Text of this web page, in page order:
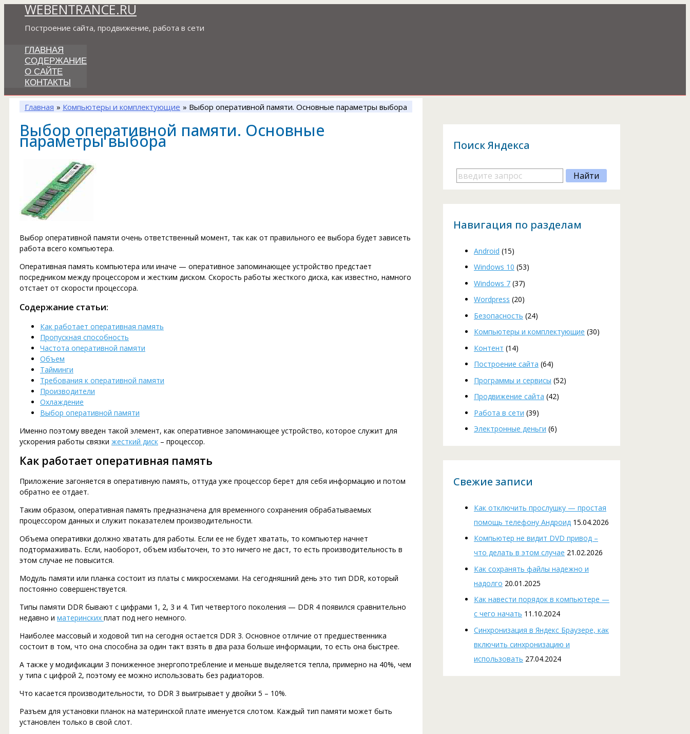
Перейти
содержимому
WEBENTRANCE.RU
Построение сайта, продвижение, работа в сети
ГЛАВНАЯ
СОДЕРЖАНИЕ
О САЙТЕ
КОНТАКТЫ
Главная Компьютеры и комплектующие Выбор оперативной памяти. Основные параметры выбора
Выбор оперативной памяти. Основные
параметры выбора
Выбор оперативной памяти очень ответственный момент, так как от правильного ее выбора будет зависеть
работа всего компьютера.
Оперативная память компьютера или иначе — оперативное запоминающее устройство предстает
посредником между процессором и жестким диском. Скорость работы жесткого диска, как известно, намного
отстает от скорости процессора.
Содержание статьи:
Как работает оперативная память
Пропускная способность
Частота оперативной памяти
Объем
Тайминги
Требования к оперативной памяти
Производители
Охлаждение
Выбор оперативной памяти
Именно поэтому введен такой элемент, как оперативное запоминающее устройство, которое служит для
ускорения работы связки жесткий диск – процессор.
Как работает оперативная память
Приложение загоняется в оперативную память, оттуда уже процессор берет для себя информацию и потом
обратно ее отдает.
Таким образом, оперативная память предназначена для временного сохранения обрабатываемых
процессором данных и служит показателем производительности.
Объема оперативки должно хватать для работы. Если ее не будет хватать, то компьютер начнет
подтормаживать. Если, наоборот, объем избыточен, то это ничего не даст, то есть производительность в
этом случае не повысится.
Модуль памяти или планка состоит из платы с микросхемами. На сегодняшний день это тип DDR, который
постоянно совершенствуется.
Типы памяти DDR бывают с цифрами 1, 2, 3 и 4. Тип четвертого поколения — DDR 4 появился сравнительно
недавно и материнских плат под него немного.
Наиболее массовый и ходовой тип на сегодня остается DDR 3. Основное отличие от предшественника
состоит в том, что она способна за один такт взять в два раза больше информации, то есть она быстрее.
А также у модификации 3 пониженное энергопотребление и меньше выделяется тепла, примерно на 40%, чем
у типа с цифрой 2, поэтому ее можно использовать без радиаторов.
Что касается производительности, то DDR 3 выигрывает у двойки 5 – 10%.
Разъем для установки планок на материнской плате именуется слотом. Каждый тип памяти может быть
установлен только в свой слот.
Поиск Яндекса
Навигация по разделам
Android (15)
Windows 10 (53)
Windows 7 (37)
Wordpress (20)
Безопасность (24)
Компьютеры и комплектующие (30)
Контент (14)
Построение сайта (64)
Программы и сервисы (52)
Продвижение сайта (42)
Работа в сети (39)
Электронные деньги (6)
Свежие записи
Как отключить прослушку — простая
помощь телефону Андроид 15.04.2026
Компьютер не видит DVD привод –
что делать в этом случае 21.02.2026
Как сохранять файлы надежно и
надолго 20.01.2025
Как навести порядок в компьютере —
с чего начать 11.10.2024
Cинхронизация в Яндекс Браузере, как
включить синхронизацию и
использовать 27.04.2024